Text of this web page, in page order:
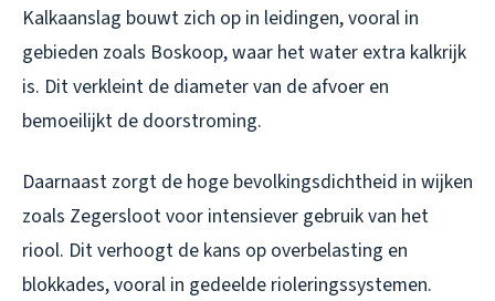
Kalkaanslag bouwt zich op in leidingen, vooral in
gebieden zoals Boskoop, waar het water extra kalkrijk
is. Dit verkleint de diameter van de afvoer en
bemoeilijkt de doorstroming.
Daarnaast zorgt de hoge bevolkingsdichtheid in wijken
zoals Zegersloot voor intensiever gebruik van het
riool. Dit verhoogt de kans op overbelasting en
blokkades, vooral in gedeelde rioleringssystemen.